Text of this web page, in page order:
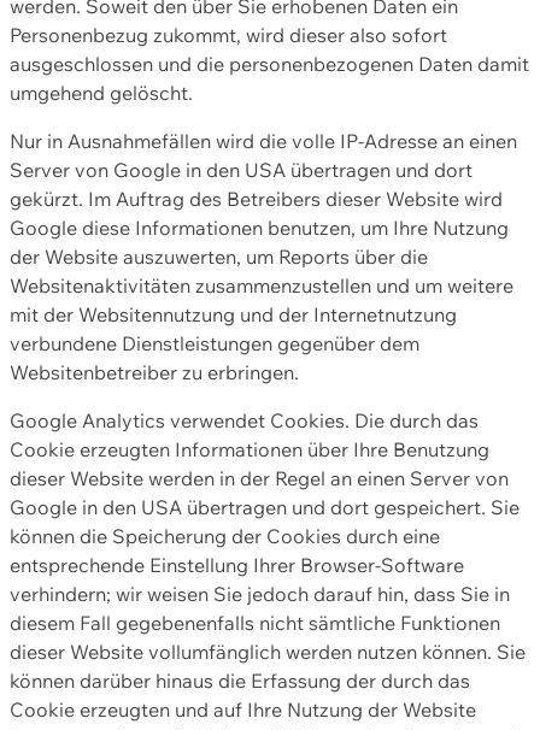
werden. Soweit den über Sie erhobenen Daten ein
Personenbezug zukommt, wird dieser also sofort
ausgeschlossen und die personenbezogenen Daten damit
umgehend gelöscht.
Nur in Ausnahmefällen wird die volle IP-Adresse an einen
Server von Google in den USA übertragen und dort
gekürzt. Im Auftrag des Betreibers dieser Website wird
Google diese Informationen benutzen, um Ihre Nutzung
der Website auszuwerten, um Reports über die
Websitenaktivitäten zusammenzustellen und um weitere
mit der Websitennutzung und der Internetnutzung
verbundene Dienstleistungen gegenüber dem
Websitenbetreiber zu erbringen.
Google Analytics verwendet Cookies. Die durch das
Cookie erzeugten Informationen über Ihre Benutzung
dieser Website werden in der Regel an einen Server von
Google in den USA übertragen und dort gespeichert. Sie
können die Speicherung der Cookies durch eine
entsprechende Einstellung Ihrer Browser-Software
verhindern; wir weisen Sie jedoch darauf hin, dass Sie in
diesem Fall gegebenenfalls nicht sämtliche Funktionen
dieser Website vollumfänglich werden nutzen können. Sie
können darüber hinaus die Erfassung der durch das
Cookie erzeugten und auf Ihre Nutzung der Website